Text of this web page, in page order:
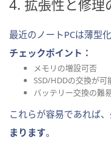
4. 拡張性と修理
最近のノートPCは薄型
チェックポイント：
メモリの増設可否
SSD/HDDの交換が可
バッテリー交換の難
これらが容易であれば、
まります。